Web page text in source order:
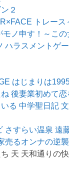
２
トレー
モノ申す！～こ
ハラスメントゲ
はじまりは
後妻業初めて
る 中学聖日記
さすらい温泉 遠
売るオンナの逆襲
天 天和通りの